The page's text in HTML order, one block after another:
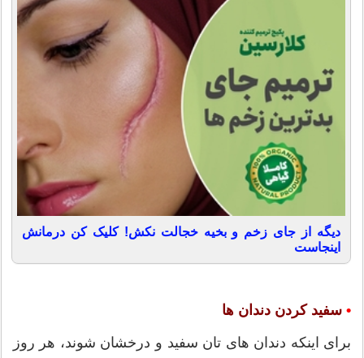
دیگه از جای زخم و بخیه خجالت نکش! کلیک کن درمانش
اینجاست
• سفید کردن دندان ها
برای اینکه دندان های تان سفید و درخشان شوند، هر روز